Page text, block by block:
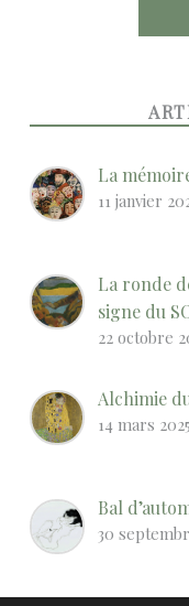
La
11 janvier
La ronde
signe du
22 octobre
Alchimie
14 mars 2025
Bal
30